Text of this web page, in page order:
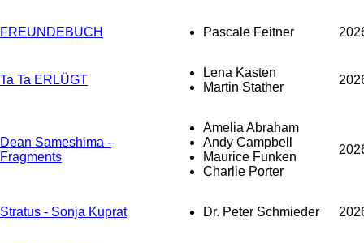
FREUNDEBUCH Pascale Feitner
Ta Ta ERLÜGT
Lena Kasten
Martin Stather
Dean Sameshima -
Fragments
Amelia Abraham
Andy Campbell
Maurice Funken
Charlie Porter
Stratus - Sonja Kuprat Dr. Peter Schmieder